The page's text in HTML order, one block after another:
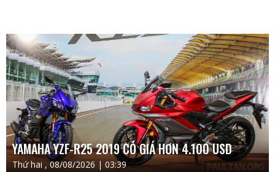
YAMAHA YZF-R25 2019 CÓ GIÁ HƠN 4.100 USD
Thứ hai , 08/08/2026 | 03:39